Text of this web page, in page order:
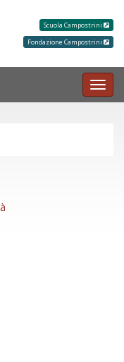
Scuola Campostrini
Fondazione Campostrini
fa: